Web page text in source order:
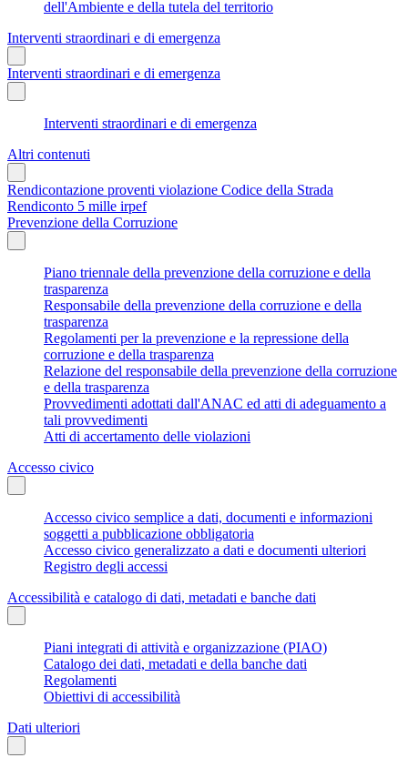
dell'Ambiente e della tutela del territorio
Interventi straordinari e di emergenza
Interventi straordinari e di emergenza
Interventi straordinari e di emergenza
Altri contenuti
Rendicontazione proventi violazione Codice della Strada
Rendiconto 5 mille irpef
Prevenzione della Corruzione
Piano triennale della prevenzione della corruzione e della
trasparenza
Responsabile della prevenzione della corruzione e della
trasparenza
Regolamenti per la prevenzione e la repressione della
corruzione e della trasparenza
Relazione del responsabile della prevenzione della corruzione
e della trasparenza
Provvedimenti adottati dall'ANAC ed atti di adeguamento a
tali provvedimenti
Atti di accertamento delle violazioni
Accesso civico
Accesso civico semplice a dati, documenti e informazioni
soggetti a pubblicazione obbligatoria
Accesso civico generalizzato a dati e documenti ulteriori
Registro degli accessi
Accessibilità e catalogo di dati, metadati e banche dati
Piani integrati di attività e organizzazione (PIAO)
Catalogo dei dati, metadati e della banche dati
Regolamenti
Obiettivi di accessibilità
Dati ulteriori